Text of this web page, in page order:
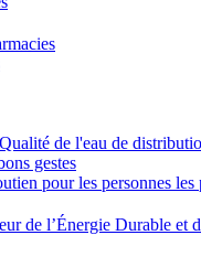
de l'eau de
gestes
pour les personnes
de l’Énergie Durable et